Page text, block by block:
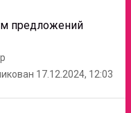
предложений
17.12.2024, 12:03